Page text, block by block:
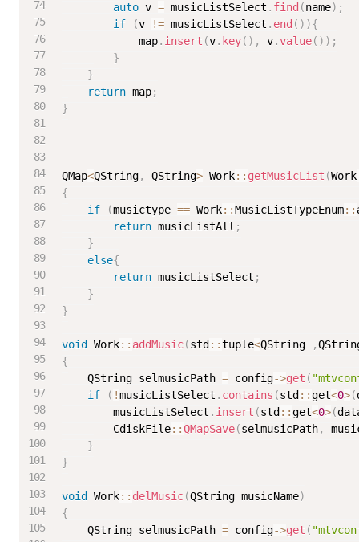
auto v = musicListSelect . find (name) ;
if
(v != musicListSelect . end ( ) ){
			map
. insert (v. key( ) , v.value( ) ) ;
}
}
return map;
}
QMap<QString, QString> Work:: getMusicList (Work
{
if
(musictype == Work::MusicListTypeEnum::
return musicListAll ;
}
else{
return musicListSelect ;
}
}
void Work:: addMusic(std ::tuple<QString ,
{
	QString selmusicPath
= config->get (
if
( !musicListSelect . contains (std ::get<0>(
		musicListSelect
. insert (std ::get<0>(
		CdiskFile
::QMapSave(selmusicPath,
}
}
void Work:: delMusic(QString musicName)
{
	QString selmusicPath
= config->get (